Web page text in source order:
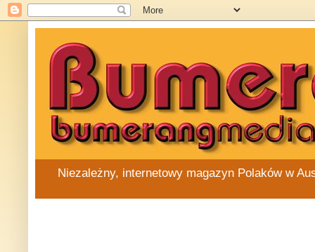
Niezależny, internetowy magazyn Polaków w